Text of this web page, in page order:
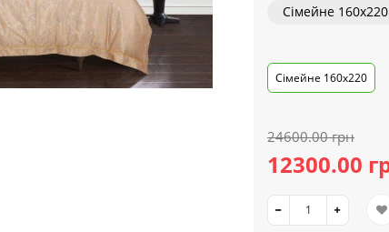
Сімейне 160x220
Сімейне 160x220
24600.00 грн
12300.00